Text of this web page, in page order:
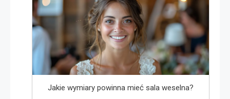
Jakie wymiary powinna mieć sala weselna?